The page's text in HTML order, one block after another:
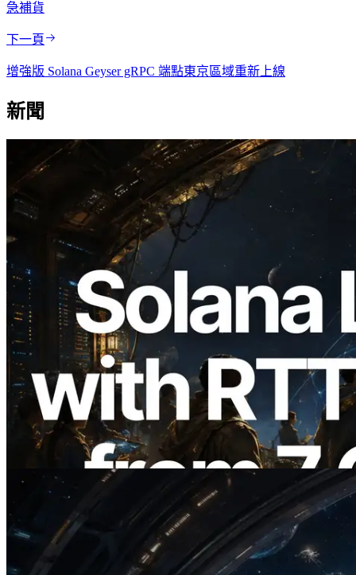
急補貨
下一頁
增強版 Solana Geyser gRPC 端點東京區域重新上線
新聞
2026.08.05
ERPC 擴展 Solana Leader Slot API：新
增全球 7 個區域的 Ping 測量 —
Validators Information API 同步上線